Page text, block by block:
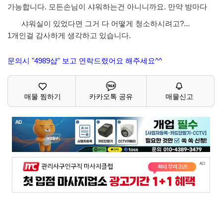
가능합니다. 모든손님이 샤워하는건 아니니까요. 만약 방마다
샤워실이 있었다면 그거 다 어떻게 청소하시려고?...
1개인걸 감사하게 생각하고 있습니다.
문의시 "4989샵" 보고 연락드렸어요 해주세요^^
매물 찜하기 카카오톡 공유 매물신고